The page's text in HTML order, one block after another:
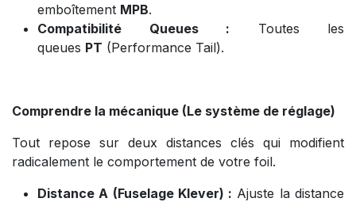
emboîtement MPB.
Compatibilité Queues : Toutes les
queues PT (Performance Tail).
Comprendre la mécanique (Le système de réglage)
Tout repose sur deux distances clés qui modifient
radicalement le comportement de votre foil.
Distance A (Fuselage Klever) : Ajuste la distance